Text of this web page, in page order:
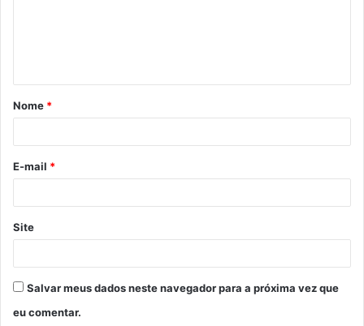
á
r
*
Nome *
E-mail *
Site
Salvar meus dados neste navegador para a próxima vez que
eu comentar.